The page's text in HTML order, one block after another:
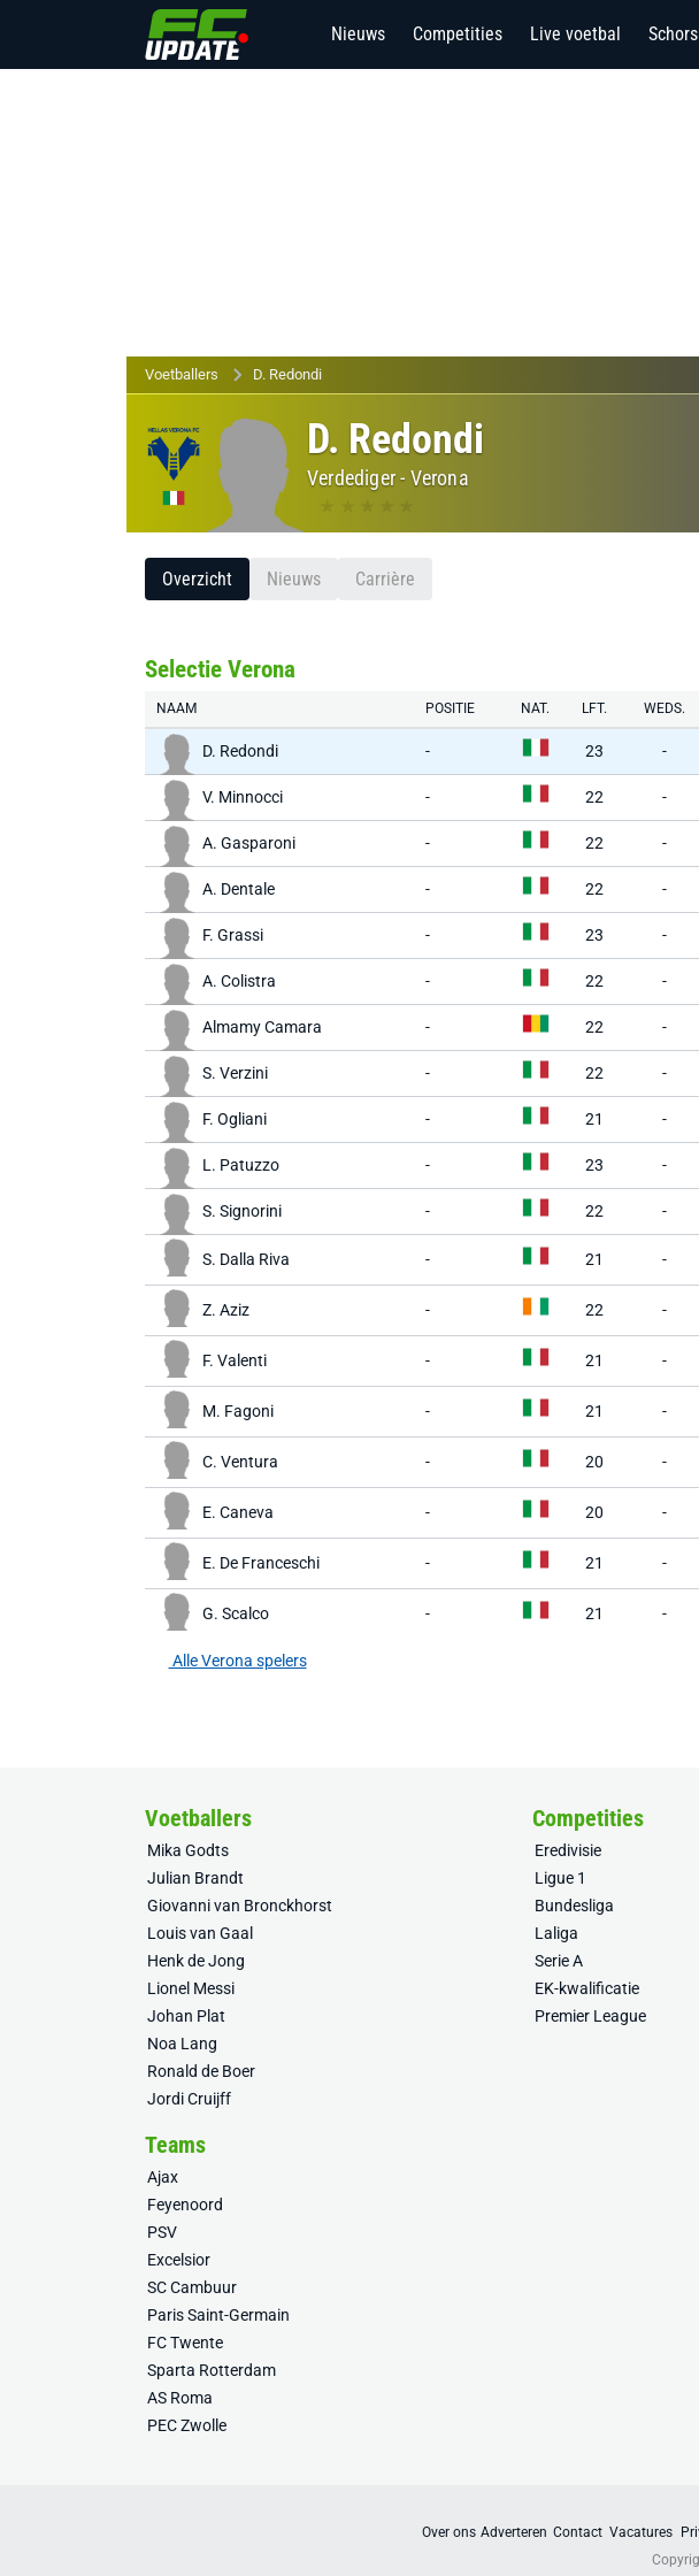
Nieuws Competities Live voetbal
Voetballers D. Redondi
D. Redondi
Verdediger- Verona
Overzicht Nieuws Carrière
Selectie Verona
NAAM POSITIE NAT. LFT. WEDS.
D. Redondi - 23 -
V. Minnocci - 22 -
A. Gasparoni - 22 -
A. Dentale - 22 -
F. Grassi - 23 -
A. Colistra - 22 -
Almamy Camara - 22 -
S. Verzini - 22 -
F. Ogliani - 21 -
L. Patuzzo - 23 -
S. Signorini - 22 -
S. Dalla Riva - 21 -
Z. Aziz - 22 -
F. Valenti - 21 -
M. Fagoni - 21 -
C. Ventura - 20 -
E. Caneva - 20 -
E. De Franceschi - 21 -
G. Scalco - 21 -
Alle Verona spelers
Voetballers
Mika Godts
Julian Brandt
Giovanni van Bronckhorst
Louis van Gaal
Henk de Jong
Lionel Messi
Johan Plat
Noa Lang
Ronald de Boer
Jordi Cruijff
Competities
Eredivisie
Ligue 1
Bundesliga
Laliga
Serie A
EK-kwalificatie
Premier League
Teams
Ajax
Feyenoord
PSV
Excelsior
SC Cambuur
Paris Saint-Germain
FC Twente
Sparta Rotterdam
AS Roma
PEC Zwolle
Over ons Adverteren Contact Vacatures